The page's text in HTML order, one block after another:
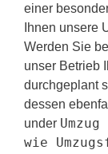
einer
Ihnen unsere
Werden Sie
unser Betrieb
durchgeplant
dessen
under
wie